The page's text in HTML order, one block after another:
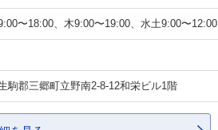
〜18:00、木9:00〜19:00、水土9:00〜12:00
駒郡三郷町立野南2-8-12和栄ビル1階